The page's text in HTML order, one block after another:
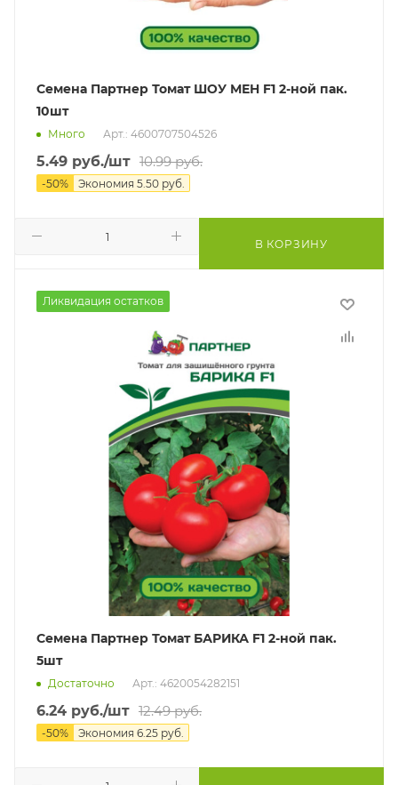
Семена Партнер Томат ШОУ МЕН F1 2-ной пак.
10шт
Много Арт.: 4600707504526
5.49 руб./шт 10.99руб.
-50% Экономия 5.50 руб.
В КОРЗИНУ
Ликвидация остатков
Семена Партнер Томат БАРИКА F1 2-ной пак.
5шт
Достаточно Арт.: 4620054282151
6.24 руб./шт 12.49руб.
-50% Экономия 6.25 руб.